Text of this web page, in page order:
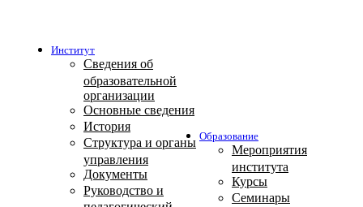
Институт
Сведения об
образовательной
организации
Основные сведения
История
Структура и органы
управления
Документы
Руководство и
Образование
Мероприятия
института
Курсы
Семинары